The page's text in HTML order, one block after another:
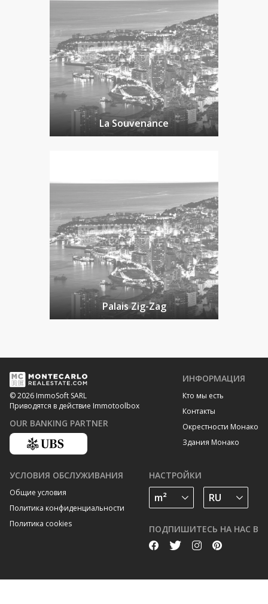
La Souvenance
Palais Zig-Zag
© 2026 ImmoSoft SARL
Приводятся в действие Immotoolbox
OUR BANKING PARTNER
ИНФОРМАЦИЯ
Кто мы есть
Контакты
Окрестности Монако
Здания Монако
УСЛОВИЯ ОБСЛУЖИВАНИЯ
Общие условия
Политика конфиденциальности
Политика cookies
НАСТРОЙКИ
ПОДПИШИТЕСЬ НА НАС В